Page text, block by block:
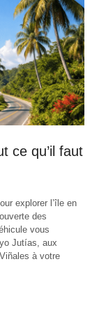
ce qu’il faut
explorer l’île en
des
vous
Jutías, aux
à votre